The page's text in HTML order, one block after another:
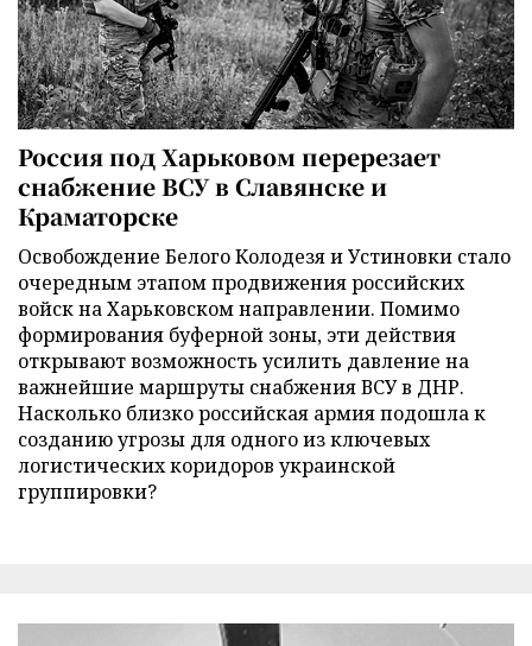
Россия под Харьковом перерезает
снабжение ВСУ в Славянске и
Краматорске
Освобождение Белого Колодезя и Устиновки стало
очередным этапом продвижения российских
войск на Харьковском направлении. Помимо
формирования буферной зоны, эти действия
открывают возможность усилить давление на
важнейшие маршруты снабжения ВСУ в ДНР.
Насколько близко российская армия подошла к
созданию угрозы для одного из ключевых
логистических коридоров украинской
группировки?